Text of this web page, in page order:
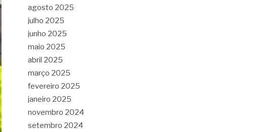
agosto 2025
julho 2025
junho 2025
maio 2025
abril 2025
março 2025
fevereiro 2025
janeiro 2025
novembro 2024
setembro 2024